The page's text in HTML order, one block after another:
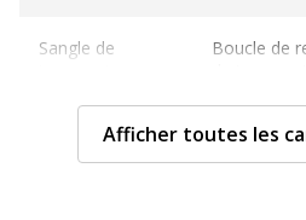
Sangle de
Boucle de
fermeture
Fermeture
Afficher toutes les